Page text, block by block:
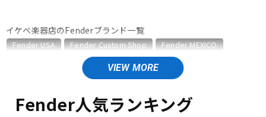
キーボード 電子ピアノ
管楽器 その他楽器
イケベ楽器店のFenderブランド一覧
Fender USA Fender Custom Shop
Fender MEXICO
Fender Made in Japan
Fender Standard Series
Fender Japan
Fender Acousticsのカテゴリ
Fender人気ランキング